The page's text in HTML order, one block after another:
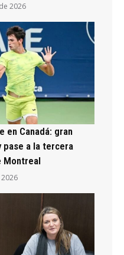
2026
en Canadá: gran
pase a la tercera
Montreal